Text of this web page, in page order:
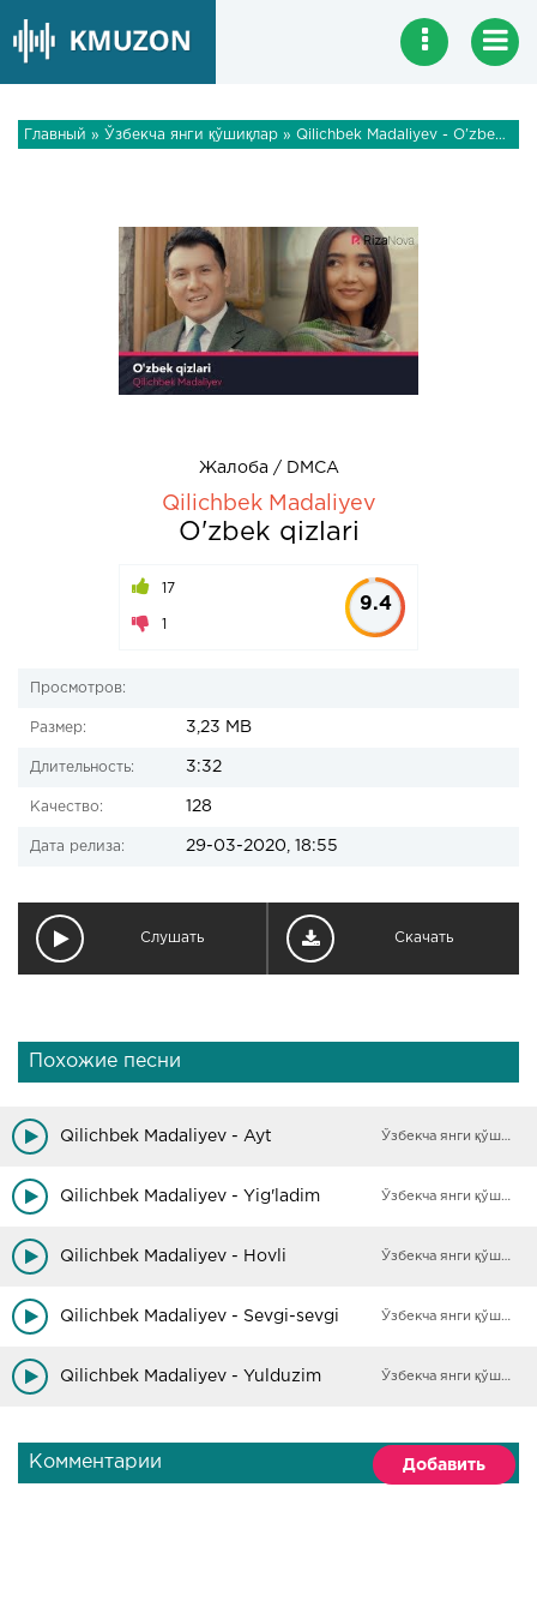
Главный » Ўзбекча янги қўшиқлар » Qilichbek Madaliyev - O'zbek qizlari
Жалоба / DMCA
Qilichbek Madaliyev
O'zbek qizlari
17
1
9.4
Просмотров:
Размер: 3,23 MB
Длительность: 3:32
Качество: 128
Дата релиза: 29-03-2020, 18:55
Слушать Скачать
Похожие песни
Qilichbek Madaliyev - Ayt Ўзбекча янги қўшиқлар
Qilichbek Madaliyev - Yig'ladim Ўзбекча янги қўшиқлар
Qilichbek Madaliyev - Hovli Ўзбекча янги қўшиқлар
Qilichbek Madaliyev - Sevgi-sevgi Ўзбекча янги қўшиқлар
Qilichbek Madaliyev - Yulduzim Ўзбекча янги қўшиқлар
Комментарии Добавить